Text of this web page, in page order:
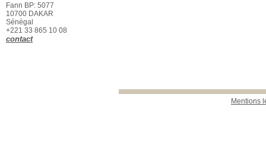
Mentions
Fann BP: 5077
10700 DAKAR
Sénégal
+221 33 865 10 08
contact